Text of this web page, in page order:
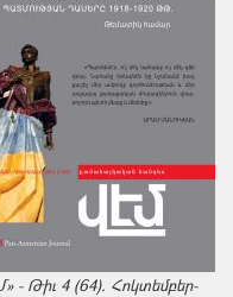
- Թիւ 4 (64). Հոկտեմբեր-